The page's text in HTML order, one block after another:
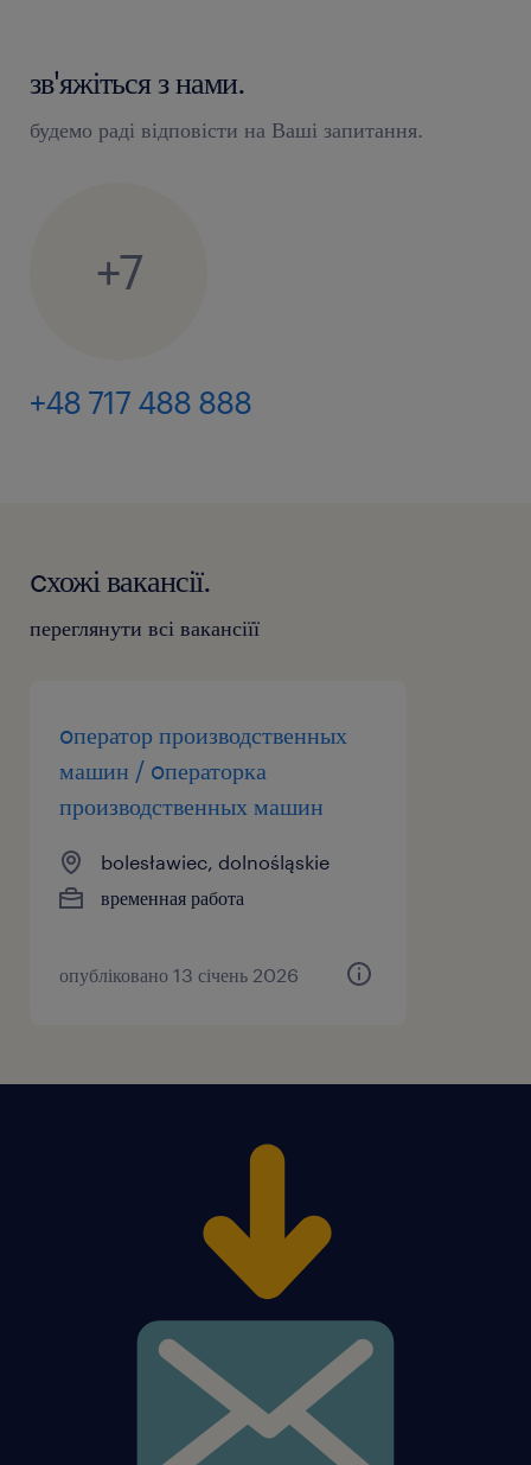
зв'яжіться з нами.
будемо раді відповісти на Ваші запитання.
+7
+48 717 488 888
cхожі вакансії.
переглянути всі вакансіїї
oператор производственных
машин / oператорка
производственных машин
bolesławiec, dolnośląskie
временная работа
опубліковано 13 січень 2026